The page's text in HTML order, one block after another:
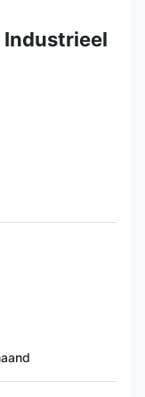
Industrieel